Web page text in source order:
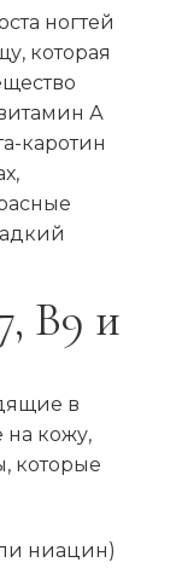
ногтей
которая
А
каротин
В9 и
в
кожу,
которые
ниацин)